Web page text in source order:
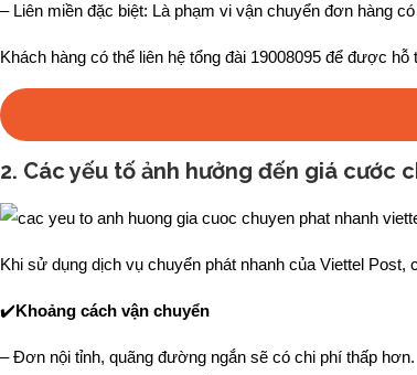
– Liên miền đặc biệt: Là phạm vi vận chuyển đơn hàng
Khách hàng có thể liên hệ tổng đài 19008095 để được
2. Các yếu tố ảnh hưởng đến giá cước
Khi sử dụng dịch vụ chuyển phát nhanh của Viettel
✔️Khoảng cách vận chuyển
– Đơn nội tỉnh, quãng đường ngắn sẽ có chi phí thấp hơn.